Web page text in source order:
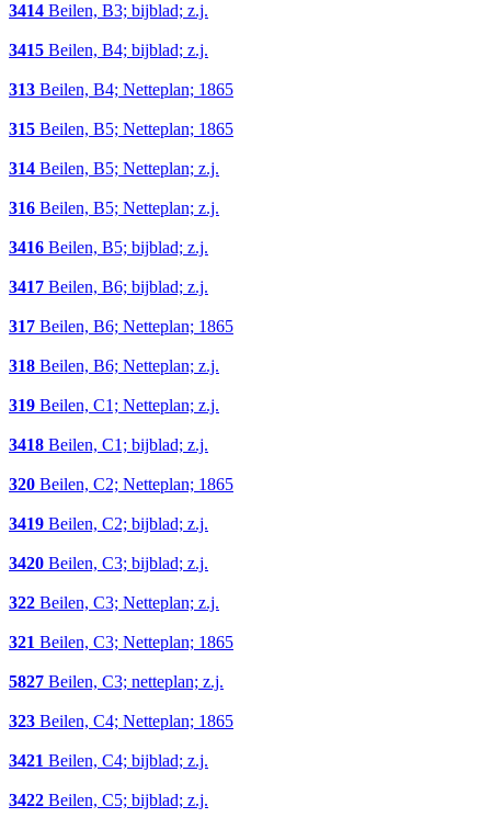
3414 Beilen, B3; bijblad; z.j.
3415 Beilen, B4; bijblad; z.j.
313 Beilen, B4; Netteplan; 1865
315 Beilen, B5; Netteplan; 1865
314 Beilen, B5; Netteplan; z.j.
316 Beilen, B5; Netteplan; z.j.
3416 Beilen, B5; bijblad; z.j.
3417 Beilen, B6; bijblad; z.j.
317 Beilen, B6; Netteplan; 1865
318 Beilen, B6; Netteplan; z.j.
319 Beilen, C1; Netteplan; z.j.
3418 Beilen, C1; bijblad; z.j.
320 Beilen, C2; Netteplan; 1865
3419 Beilen, C2; bijblad; z.j.
3420 Beilen, C3; bijblad; z.j.
322 Beilen, C3; Netteplan; z.j.
321 Beilen, C3; Netteplan; 1865
5827 Beilen, C3; netteplan; z.j.
323 Beilen, C4; Netteplan; 1865
3421 Beilen, C4; bijblad; z.j.
3422 Beilen, C5; bijblad; z.j.